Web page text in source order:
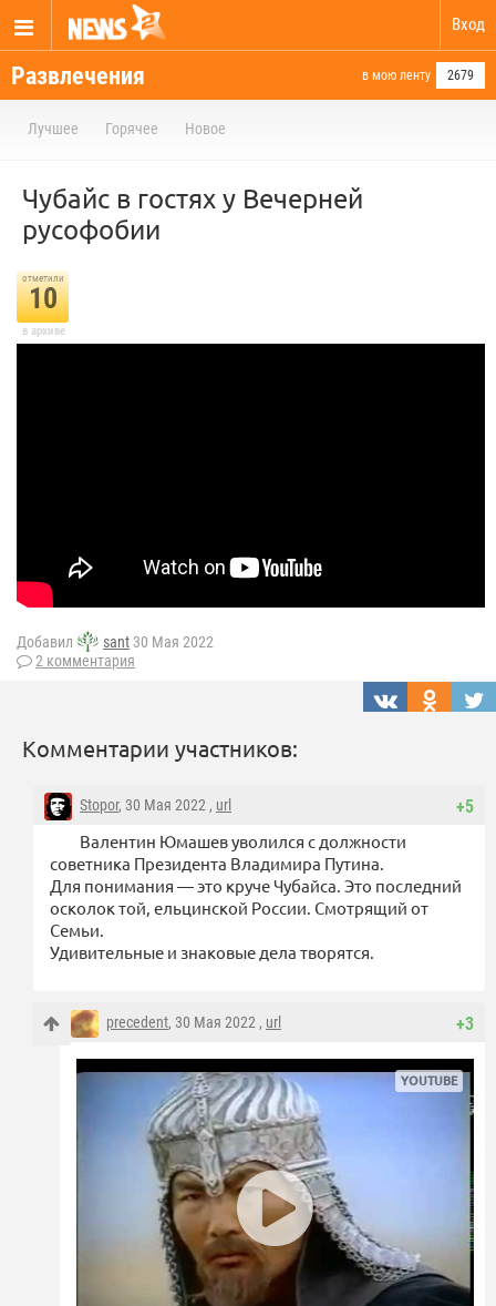
Вход
Развлечения в мою ленту 2679
Лучшее Горячее Новое
Чубайс в гостях у Вечерней
русофобии
отметили
10
в архиве
Добавил sant 30 Мая 2022
2 комментария
Комментарии участников:
+5
Stopor, 30 Мая 2022 , url
Валентин Юмашев уволился с должности
советника Президента Владимира Путина.
Для понимания — это круче Чубайса. Это последний
осколок той, ельцинской России. Смотрящий от
Семьи.
Удивительные и знаковые дела творятся.
+3
precedent, 30 Мая 2022 , url